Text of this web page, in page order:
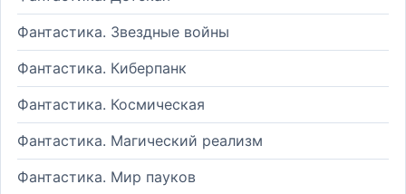
Фантастика. Звездные войны
Фантастика. Киберпанк
Фантастика. Космическая
Фантастика. Магический реализм
Фантастика. Мир пауков